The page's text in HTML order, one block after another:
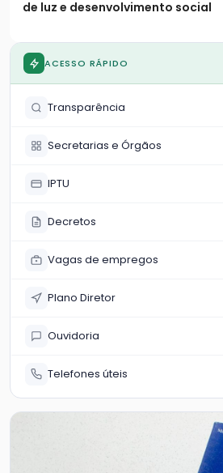
de luz e desenvolvimento social
ACESSO RÁPIDO
Transparência
Secretarias e Órgãos
IPTU
Decretos
Vagas de empregos
Plano Diretor
Ouvidoria
Telefones úteis